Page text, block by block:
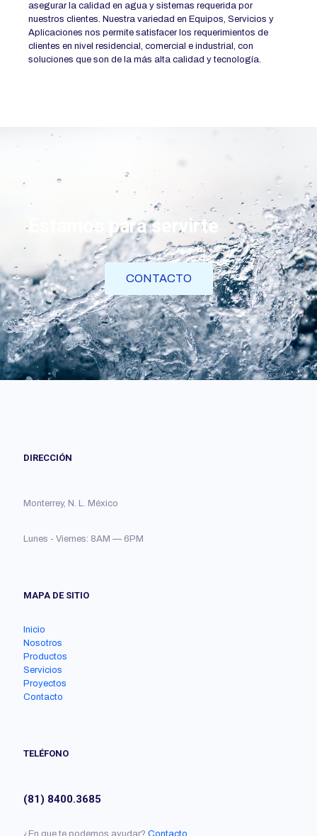
asegurar la calidad en agua y sistemas requerida por
nuestros clientes. Nuestra variedad en Equipos, Servicios y
Aplicaciones nos permite satisfacer los requerimientos de
clientes en nivel residencial, comercial e industrial, con
soluciones que son de la más alta calidad y tecnología.
Estamos para servirte
CONTACTO
DIRECCIÓN
Monterrey, N. L. México
Lunes - Viernes: 8AM — 6PM
MAPA DE SITIO
Inicio
Nosotros
Productos
Servicios
Proyectos
Contacto
TELÉFONO
(81) 8400.3685